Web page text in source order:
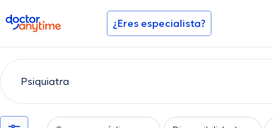
doctoranytime ¿Eres especialista?